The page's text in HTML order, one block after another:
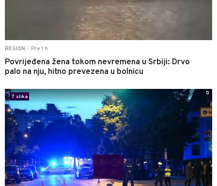
REGION Pre 1 h
Povrijeđena žena tokom nevremena u Srbiji: Drvo
palo na nju, hitno prevezena u bolnicu
7 slika
0